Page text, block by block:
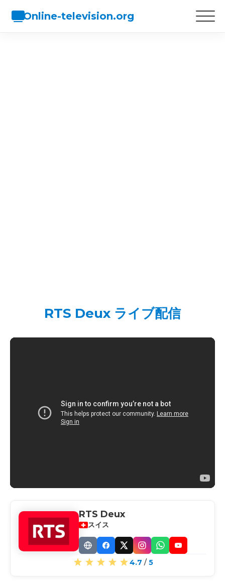
Online-television.org
RTS Deux ライブ配信
RTS Deux
スイス
WebsiteFacebook
X Instagram
WhatsApp
YouTube
4.7 / 5